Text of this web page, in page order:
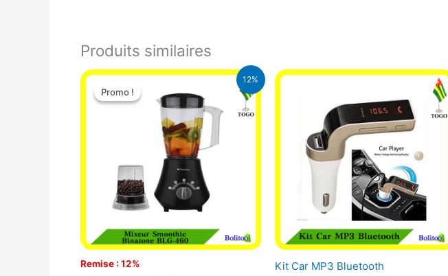
Produits similaires
12%
Promo !
Remise : 12%
Promo !
Le
prix
initial
25.000 CFA.
Le
actuel
est :
22.000 CFA.
Kit Car MP3 Bluetooth